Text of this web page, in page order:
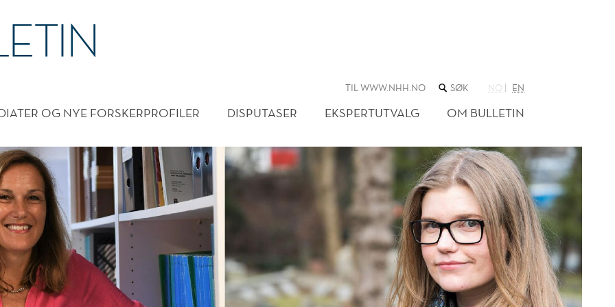
TIL WWW.NHH.NO SØK
NETTSTEDET
NO EN
OG NYE FORSKERPROFILER DISPUTASER EKSPERTUTVALG OM BULLETIN